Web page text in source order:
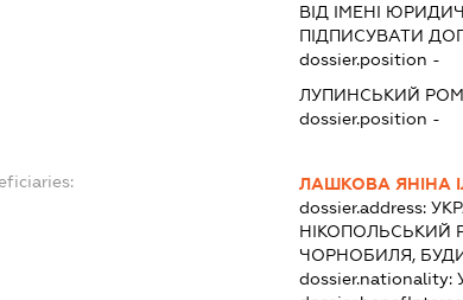
ВІД ІМЕНІ
ПІДПИСУВАТИ
dossier.position -
ЛУПИНСЬКИЙ
dossier.position -
ЛАШКОВА ЯНІНА
dossier.address:
НІКОПОЛЬСЬКИЙ
ЧОРНОБИЛЯ,
dossier.nationality: